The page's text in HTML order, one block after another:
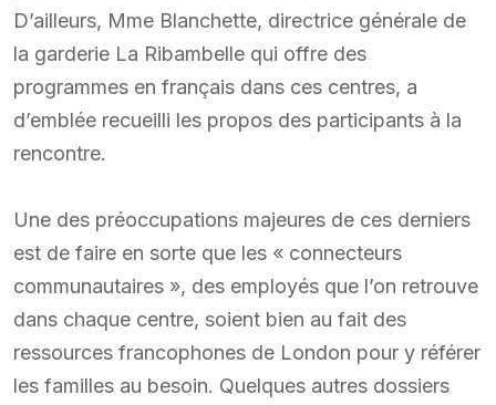
D’ailleurs, Mme Blanchette, directrice générale de
la garderie La Ribambelle qui offre des
programmes en français dans ces centres, a
d’emblée recueilli les propos des participants à la
rencontre.
Une des préoccupations majeures de ces derniers
est de faire en sorte que les « connecteurs
communautaires », des employés que l’on retrouve
dans chaque centre, soient bien au fait des
ressources francophones de London pour y référer
les familles au besoin. Quelques autres dossiers